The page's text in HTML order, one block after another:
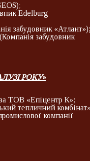
Edelburg
забудовник «Атлант»);
забудовник
РОКУ»
ТОВ «Епіцентр К»;
тепличний
компанії